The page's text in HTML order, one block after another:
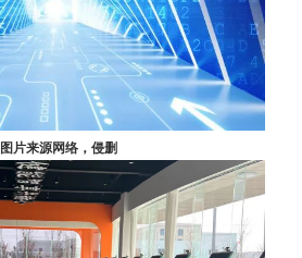
图片来源网络，侵删